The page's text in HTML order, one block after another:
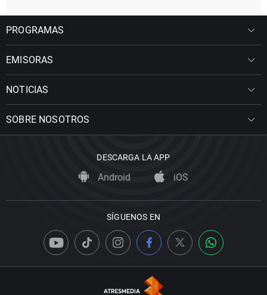
PROGRAMAS
EMISORAS
NOTICIAS
SOBRE NOSOTROS
DESCARGA LA APP
Android iOS
SÍGUENOS EN